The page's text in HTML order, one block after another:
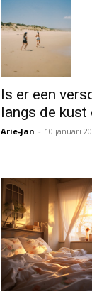
Is er een
langs de kust
Arie-Jan - 10 januari